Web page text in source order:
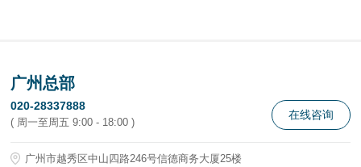
广州总部
020-28337888
( 周一至周五 9:00 - 18:00 )
在线咨询
广州市越秀区中山四路246号信德商务大厦25楼